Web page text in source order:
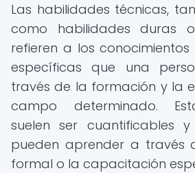
Las habilidades técnicas,
como habilidades duras
refieren a los
específicas que una
través de la formación y la
campo determinado.
suelen ser cuantificables
pueden aprender a través
formal o la capacitación